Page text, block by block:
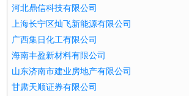
河北鼎信科技有限公司
上海长宁区灿飞新能源有限公司
广西集日化工有限公司
海南丰盈新材料有限公司
山东济南市建业房地产有限公司
甘肃天顺证券有限公司